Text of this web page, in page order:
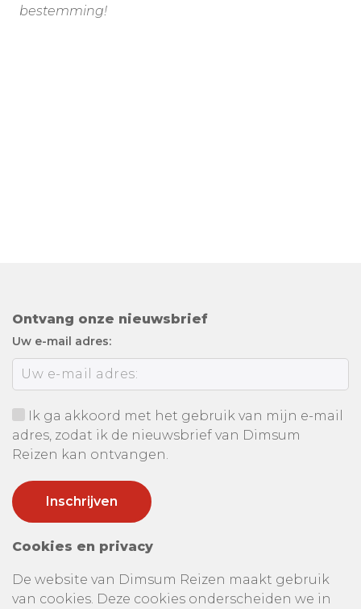
bestemming!
Ontvang onze nieuwsbrief
Uw e-mail adres:
Ik ga akkoord met het gebruik van mijn e-mail
adres, zodat ik de nieuwsbrief van Dimsum
Reizen kan ontvangen.
Cookies en privacy
De website van Dimsum Reizen maakt gebruik
van cookies. Deze cookies onderscheiden we in